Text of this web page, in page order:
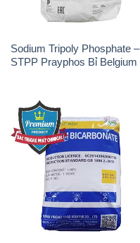
Sodium Tripoly Phosphate –
STPP Prayphos Bỉ Belgium